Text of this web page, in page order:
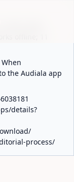
cities
the Audiala app
details?
process/